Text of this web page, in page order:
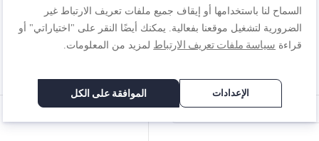
المراجعة
السماح لنا باستخدامها أو إيقاف جميع ملفات تعريف الارتباط غير
الضرورية لتشغيل موقعنا بفعالية. يمكنك أيضًا النقر على "اختياراتي" أو
قراءة سياسة ملفات تعريف الارتباط لمزيد من المعلومات.
الإعدادات الموافقة على الكل